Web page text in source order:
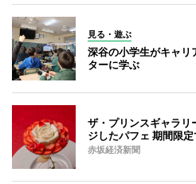
見る・遊ぶ
深谷の小学生がキャリ
ターに学ぶ
ザ・プリンスギャラリ
ジしたパフェ 期間限定
赤坂経済新聞